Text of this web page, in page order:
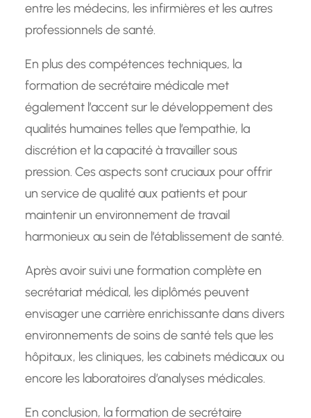
entre les médecins, les infirmières et les autres
professionnels de santé.
En plus des compétences techniques, la
formation de secrétaire médicale met
également l’accent sur le développement des
qualités humaines telles que l’empathie, la
discrétion et la capacité à travailler sous
pression. Ces aspects sont cruciaux pour offrir
un service de qualité aux patients et pour
maintenir un environnement de travail
harmonieux au sein de l’établissement de santé.
Après avoir suivi une formation complète en
secrétariat médical, les diplômés peuvent
envisager une carrière enrichissante dans divers
environnements de soins de santé tels que les
hôpitaux, les cliniques, les cabinets médicaux ou
encore les laboratoires d’analyses médicales.
En conclusion, la formation de secrétaire